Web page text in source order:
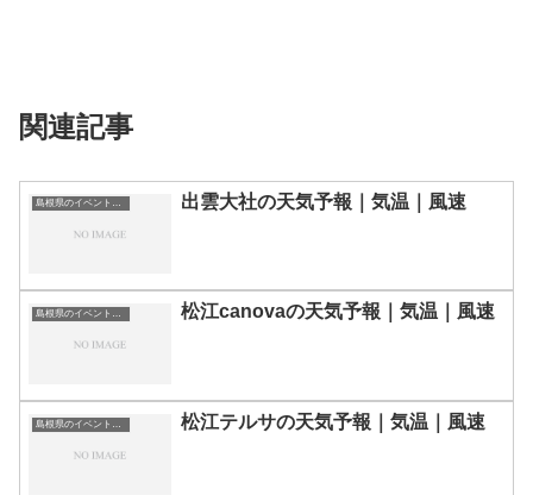
関連記事
島根県のイベント会場一覧 出雲大社の天気予報｜気温｜風速
島根県のイベント会場一覧 松江canovaの天気予報｜気温｜風速
島根県のイベント会場一覧 松江テルサの天気予報｜気温｜風速